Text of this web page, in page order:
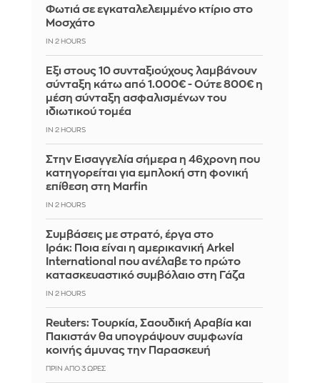
Φωτιά σε εγκαταλελειμμένο κτίριο στο
Μοσχάτο
IN 2 HOURS
Έξι στους 10 συνταξιούχους λαμβάνουν
σύνταξη κάτω από 1.000€ - Ούτε 800€ η
μέση σύνταξη ασφαλισμένων του
ιδιωτικού τομέα
IN 2 HOURS
Στην Εισαγγελία σήμερα η 46χρονη που
κατηγορείται για εμπλοκή στη φονική
επίθεση στη Marfin
IN 2 HOURS
Συμβάσεις με στρατό, έργα στο
Ιράκ: Ποια είναι η αμερικανική Arkel
International που ανέλαβε το πρώτο
κατασκευαστικό συμβόλαιο στη Γάζα
IN 2 HOURS
Reuters: Τουρκία, Σαουδική Αραβία και
Πακιστάν θα υπογράψουν συμφωνία
κοινής άμυνας την Παρασκευή
ΠΡΙΝ ΑΠΌ 3 ΏΡΕΣ